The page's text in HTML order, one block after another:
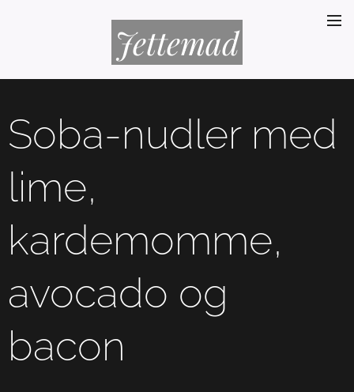
Jettemad
Soba-nudler med
lime,
kardemomme,
avocado og
bacon